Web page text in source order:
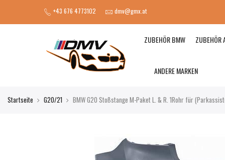
+43 676 4773102 dmv@gmx.at
ZUBEHÖR BMW ZUBEHÖR
ANDERE MARKEN
Startseite G20/21 BMW G20 Stoßstange M-Paket L. & R. 1Rohr für